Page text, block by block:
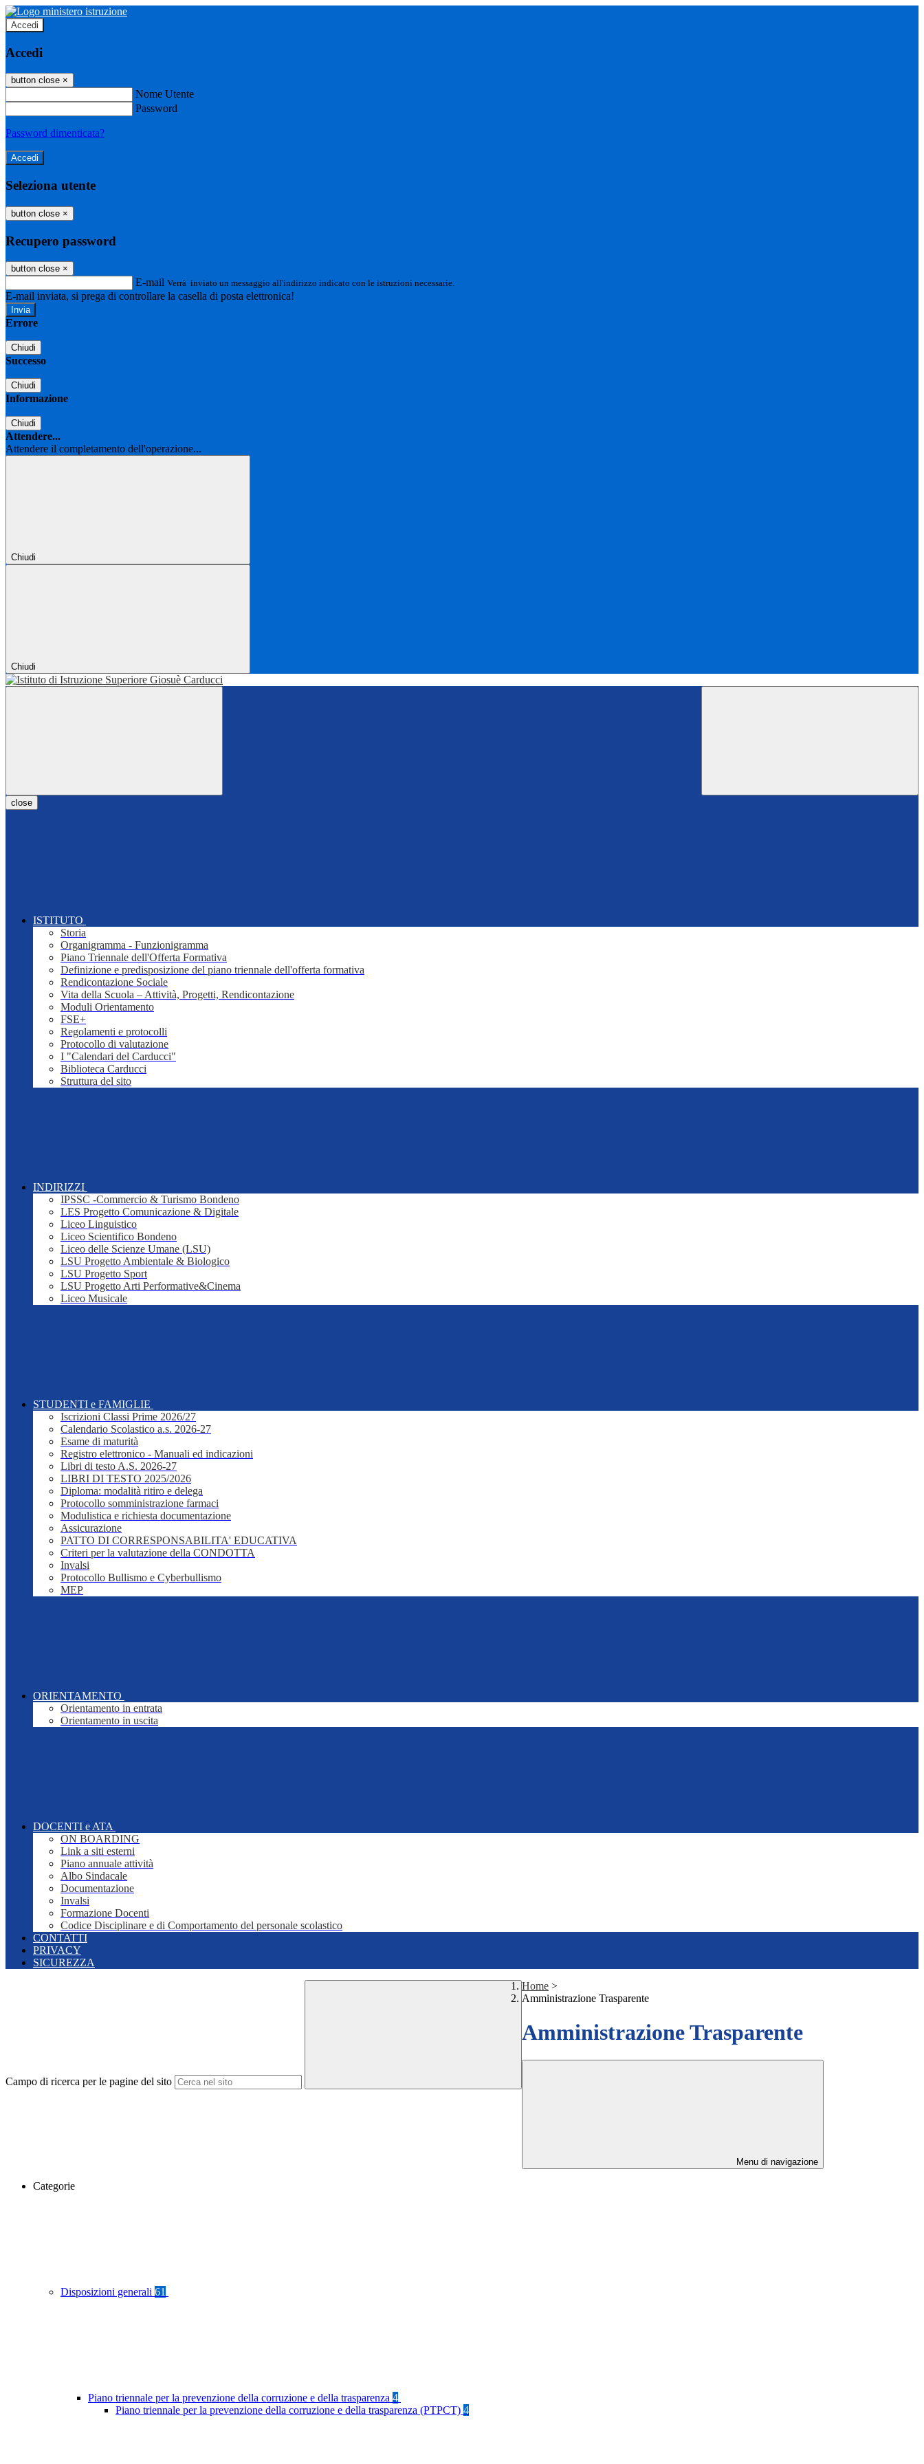
Accedi
Accedi
button close ×
Nome Utente
Password
Password dimenticata?
Seleziona utente
button close ×
Recupero password
button close ×
E-mail Verrà inviato un messaggio all'indirizzo indicato con le istruzioni necessarie.
E-mail inviata, si prega di controllare la casella di posta elettronica!
Errore
Chiudi
Successo
Chiudi
Informazione
Chiudi
Attendere...
Attendere il completamento dell'operazione...
Chiudi
Chiudi
close
ISTITUTO
Storia
Organigramma - Funzionigramma
Piano Triennale dell'Offerta Formativa
Definizione e predisposizione del piano triennale dell'offerta formativa
Rendicontazione Sociale
Vita della Scuola – Attività, Progetti, Rendicontazione
Moduli Orientamento
FSE+
Regolamenti e protocolli
Protocollo di valutazione
I "Calendari del Carducci"
Biblioteca Carducci
Struttura del sito
INDIRIZZI
IPSSC -Commercio & Turismo Bondeno
LES Progetto Comunicazione & Digitale
Liceo Linguistico
Liceo Scientifico Bondeno
Liceo delle Scienze Umane (LSU)
LSU Progetto Ambientale & Biologico
LSU Progetto Sport
LSU Progetto Arti Performative&Cinema
Liceo Musicale
STUDENTI e FAMIGLIE
Iscrizioni Classi Prime 2026/27
Calendario Scolastico a.s. 2026-27
Esame di maturità
Registro elettronico - Manuali ed indicazioni
Libri di testo A.S. 2026-27
LIBRI DI TESTO 2025/2026
Diploma: modalità ritiro e delega
Protocollo somministrazione farmaci
Modulistica e richiesta documentazione
Assicurazione
PATTO DI CORRESPONSABILITA' EDUCATIVA
Criteri per la valutazione della CONDOTTA
Invalsi
Protocollo Bullismo e Cyberbullismo
MEP
ORIENTAMENTO
Orientamento in entrata
Orientamento in uscita
DOCENTI e ATA
ON BOARDING
Link a siti esterni
Piano annuale attività
Albo Sindacale
Documentazione
Invalsi
Formazione Docenti
Codice Disciplinare e di Comportamento del personale scolastico
CONTATTI
PRIVACY
SICUREZZA
Campo di ricerca per le pagine del sito
Home >
Amministrazione Trasparente
Amministrazione Trasparente
Menu di navigazione
Categorie
Disposizioni generali 61
Piano triennale per la prevenzione della corruzione e della trasparenza 4
Piano triennale per la prevenzione della corruzione e della trasparenza (PTPCT) 4